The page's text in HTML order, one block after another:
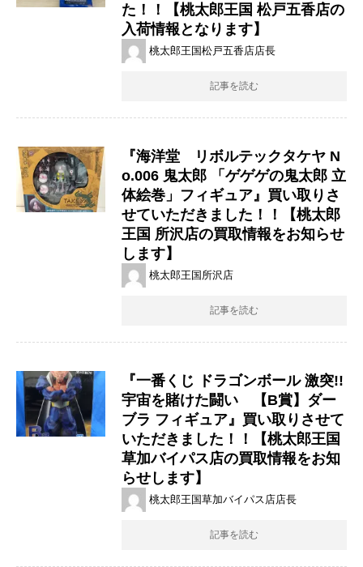
た！！【桃太郎王国 松戸五香店の
入荷情報となります】
桃太郎王国松戸五香店店長
記事を読む
『海洋堂 リボルテックタケヤ N
o.006 鬼太郎 「ゲゲゲの鬼太郎 立
体絵巻」フィギュア』買い取りさ
せていただきました！！【桃太郎
王国 所沢店の買取情報をお知らせ
します】
桃太郎王国所沢店
記事を読む
『一番くじ ドラゴンボール 激突!!
宇宙を賭けた闘い 【B賞】ダー
ブラ フィギュア』買い取りさせて
いただきました！！【桃太郎王国
草加バイパス店の買取情報をお知
らせします】
桃太郎王国草加バイパス店店長
記事を読む